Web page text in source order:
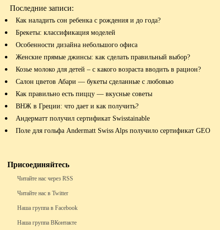
Последние записи:
Как наладить сон ребенка с рождения и до года?
Брекеты: классификация моделей
Особенности дизайна небольшого офиса
Женские прямые джинсы: как сделать правильный выбор?
Козье молоко для детей – с какого возраста вводить в рацион?
Салон цветов Абари — букеты сделанные с любовью
Как правильно есть пиццу — вкусные советы
ВНЖ в Греции: что дает и как получить?
Андерматт получил сертификат Swisstainable
Поле для гольфа Andermatt Swiss Alps получило сертификат GEO
Присоединяйтесь
Читайте нас через RSS
Читайте нас в Twitter
Наша группа в Facebook
Наша группа ВКонтакте